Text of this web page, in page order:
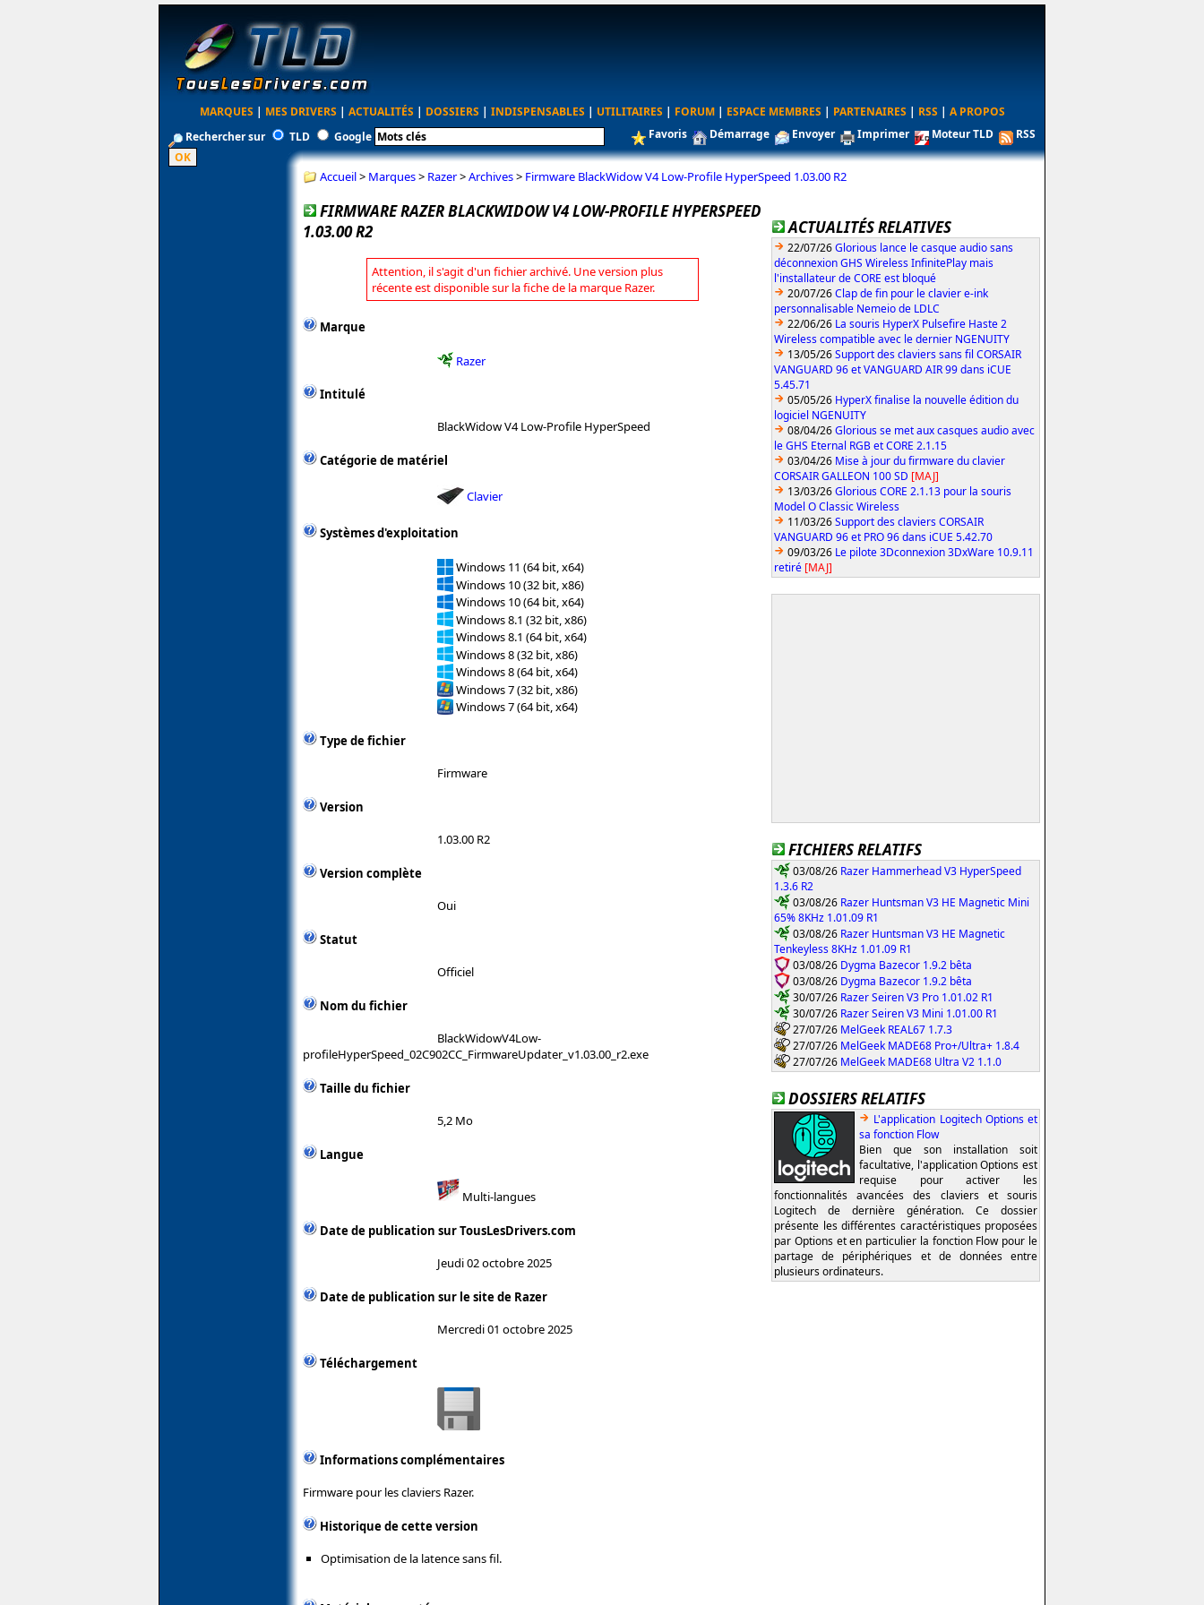
MARQUES | MES DRIVERS | ACTUALITÉS | DOSSIERS | INDISPENSABLES | UTILITAIRES | FORUM | ESPACE MEMBRES | PARTENAIRES | RSS | A PROPOS
Rechercher sur
TLD Google Favoris Démarrage Envoyer Imprimer Moteur TLD RSS
Accueil> Marques> Razer>Archives> Firmware BlackWidow V4 Low-Profile HyperSpeed 1.03.00 R2
FIRMWARE RAZER BLACKWIDOW V4 LOW-PROFILE HYPERSPEED
1.03.00 R2
Attention, il s'agit d'un fichier archivé. Une version plus
récente est disponible sur la fiche de la marque Razer.
Marque
Razer
Intitulé
BlackWidow V4 Low-Profile HyperSpeed
Catégorie de matériel
Clavier
Systèmes d'exploitation
Windows 11 (64 bit, x64)
Windows 10 (32 bit, x86)
Windows 10 (64 bit, x64)
Windows 8.1 (32 bit, x86)
Windows 8.1 (64 bit, x64)
Windows 8 (32 bit, x86)
Windows 8 (64 bit, x64)
Windows 7 (32 bit, x86)
Windows 7 (64 bit, x64)
Type de fichier
Firmware
Version
1.03.00 R2
Version complète
Oui
Statut
Officiel
Nom du fichier
BlackWidowV4Low-
profileHyperSpeed_02C902CC_FirmwareUpdater_v1.03.00_r2.exe
Taille du fichier
5,2 Mo
Langue
Multi-langues
Date de publication sur TousLesDrivers.com
Jeudi 02 octobre 2025
Date de publication sur le site de Razer
Mercredi 01 octobre 2025
Téléchargement
Informations complémentaires
Firmware pour les claviers Razer.
Historique de cette version
Optimisation de la latence sans fil.
ACTUALITÉS RELATIVES
22/07/26Glorious lance le casque audio sans
déconnexion GHS Wireless InfinitePlay mais
l'installateur de CORE est bloqué
20/07/26Clap de fin pour le clavier e-ink
personnalisable Nemeio de LDLC
22/06/26 La souris HyperX Pulsefire Haste 2
Wireless compatible avec le dernier NGENUITY
13/05/26Support des claviers sans fil CORSAIR
VANGUARD 96 et VANGUARD AIR 99 dans iCUE
5.45.71
05/05/26 HyperX finalise la nouvelle édition du
logiciel NGENUITY
08/04/26Glorious se met aux casques audio avec
le GHS Eternal RGB et CORE 2.1.15
03/04/26 Mise à jour du firmware du clavier
CORSAIR GALLEON 100 SD [MAJ]
13/03/26Glorious CORE 2.1.13 pour la souris
Model O Classic Wireless
11/03/26Support des claviers CORSAIR
VANGUARD 96 et PRO 96 dans iCUE 5.42.70
09/03/26 Le pilote 3Dconnexion 3DxWare 10.9.11
retiré [MAJ]
FICHIERS RELATIFS
03/08/26 Razer Hammerhead V3 HyperSpeed
1.3.6 R2
03/08/26 Razer Huntsman V3 HE Magnetic Mini
65% 8KHz 1.01.09 R1
03/08/26 Razer Huntsman V3 HE Magnetic
Tenkeyless 8KHz 1.01.09 R1
03/08/26 Dygma Bazecor 1.9.2 bêta
03/08/26 Dygma Bazecor 1.9.2 bêta
30/07/26 Razer Seiren V3 Pro 1.01.02 R1
30/07/26 Razer Seiren V3 Mini 1.01.00 R1
27/07/26 MelGeek REAL67 1.7.3
27/07/26 MelGeek MADE68 Pro+/Ultra+ 1.8.4
27/07/26 MelGeek MADE68 Ultra V2 1.1.0
DOSSIERS RELATIFS
L'application Logitech Options et
sa fonction Flow
Bien que son installation soit
facultative, l'application Options est
requise pour activer les
fonctionnalités avancées des claviers et souris
Logitech de dernière génération. Ce dossier
présente les différentes caractéristiques proposées
par Options et en particulier la fonction Flow pour le
partage de périphériques et de données entre
plusieurs ordinateurs.